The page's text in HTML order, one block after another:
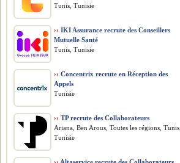
Tunis, Tunisie
›› IKI Assurance recrute des Conseillers
Mutuelle Santé
Tunis, Tunisie
›› Concentrix recrute en Réception des
Appels
Tunisie
›› TP recrute des Collaborateurs
Ariana, Ben Arous, Toutes les régions, Tunis,
Tunisie